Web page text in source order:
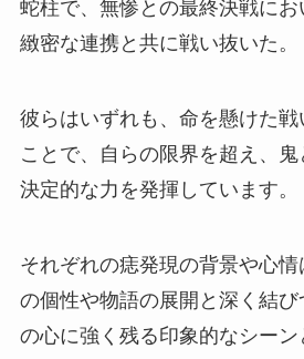
蛇柱で、無惨との最終決戦にお
緻密な連携と共に戦い抜いた。
彼らはいずれも、命を懸けた
ことで、自らの限界を超え、
決定的な力を発揮しています。
それぞれの痣発現の背景や心
の個性や物語の展開と深く結
の心に強く残る印象的なシー